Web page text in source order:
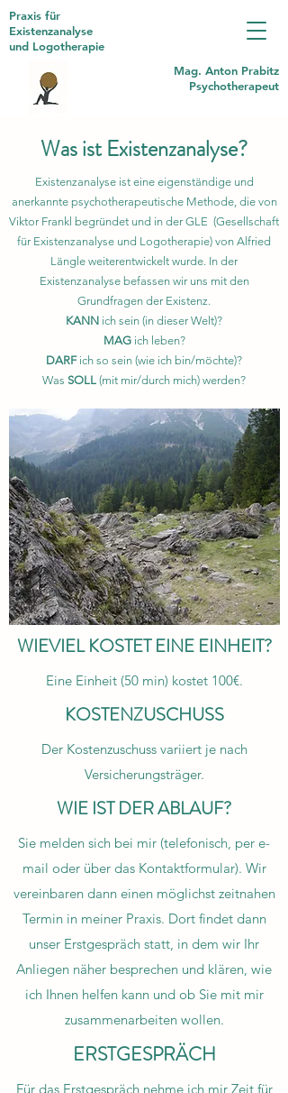
Praxis für
Existenzanalyse
und Logotherapie
Mag. Anton Prabitz
Psychotherapeut
Was ist Existenzanalyse?
Existenzanalyse ist eine eigenständige und
anerkannte psychotherapeutische Methode, die von
Viktor Frankl begründet und in der GLE (Gesellschaft
für Existenzanalyse und Logotherapie) von Alfried
Längle weiterentwickelt wurde. In der
Existenzanalyse befassen wir uns mit den
Grundfragen der Existenz.
KANN ich sein (in dieser Welt)?
MAG ich leben?
DARF ich so sein (wie ich bin/möchte)?
Was SOLL (mit mir/durch mich) werden?
WIEVIEL KOSTET EINE EINHEIT?
Eine Einheit (50 min) kostet 100€.
KOSTENZUSCHUSS
Der Kostenzuschuss variiert je nach
Versicherungsträger.
WIE IST DER ABLAUF?
Sie melden sich bei mir (telefonisch, per e-
mail oder über das Kontaktformular). Wir
vereinbaren dann einen möglichst zeitnahen
Termin in meiner Praxis. Dort findet dann
unser Erstgespräch statt, in dem wir Ihr
Anliegen näher besprechen und klären, wie
ich Ihnen helfen kann und ob Sie mit mir
zusammenarbeiten wollen.
ERSTGESPRÄCH
Für das Erstgespräch nehme ich mir Zeit für